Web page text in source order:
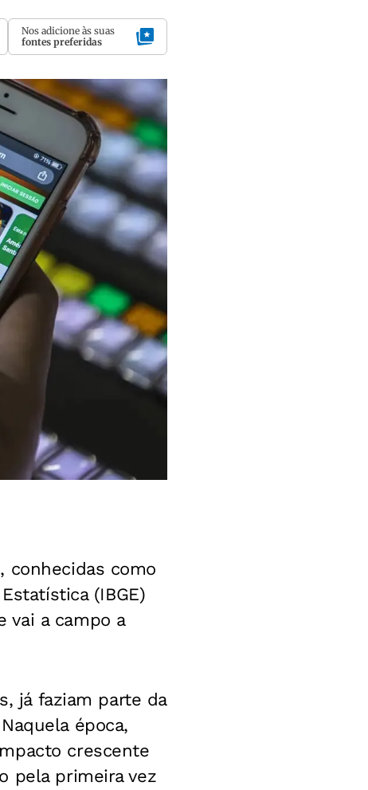
Nos adicione às suas
fontes preferidas
conhecidas como
(IBGE)
vai a campo a
já faziam parte da
época,
crescente
pela primeira vez